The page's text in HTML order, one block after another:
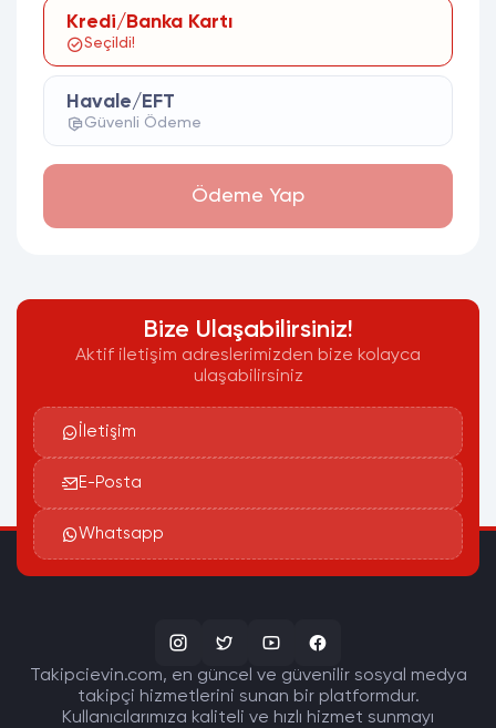
Kredi/Banka Kartı
Seçildi!
Havale/EFT
Güvenli Ödeme
Ödeme Yap
Bize Ulaşabilirsiniz!
Aktif iletişim adreslerimizden bize kolayca
ulaşabilirsiniz
İletişim
E-Posta
Whatsapp
Takipcievin.com, en güncel ve güvenilir sosyal medya
takipçi hizmetlerini sunan bir platformdur.
Kullanıcılarımıza kaliteli ve hızlı hizmet sunmayı